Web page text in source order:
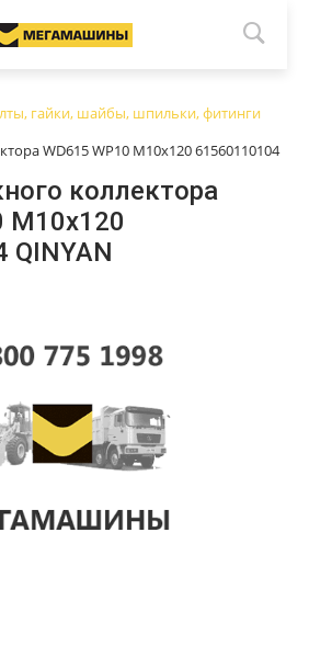
гайки, шайбы, шпильки, фитинги
WD615 WP10 М10x120 61560110104
коллектора
М10x120
QINYAN